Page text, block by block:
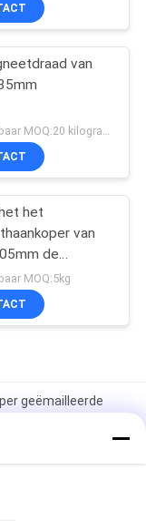
van
het
van
de
MOQ:5kg
geëmailleerde
draad
voor